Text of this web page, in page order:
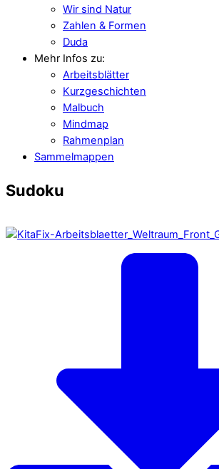
Wir sind Natur
Zahlen & Formen
Duda
Mehr Infos zu:
Arbeitsblätter
Kurzgeschichten
Malbuch
Mindmap
Rahmenplan
Sammelmappen
Sudoku